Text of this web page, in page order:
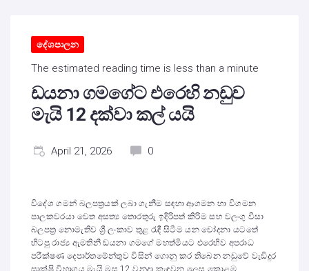
දේශපාලන
The estimated reading time is less than a minute
ඩයනා ගමගේට එරෙහි නඩුව
මැයි 12 දක්වා කල් යයි
April 21, 2026 0
විදේශ ගමන් බලපත්‍රයක් ලබා ගැනීම සඳහා ආගමන හා විගමන
පාලකවරයා වෙත අසත්‍ය තොරතුරු ඉදිරිපත් කිරිම සහ වලංගු වීසා
බලපත්‍ර නොමැතිව ශ්‍රී ලංකාව තුළ රැඳී සිටීම යන චෝදනා යටතේ
හිටපු රාජ්‍ය ඇමතිනී ඩයනා ගමගේ මහත්මියට එරෙහිව අපරාධ
පරීක්ෂණ දෙපාර්තමේන්තුව විසින් ගොනු කර තිබෙන නඩුවේ වැඩිදුර
සාක්ෂි විභාගය මැයි මස 12 වනදා කැඳවන ලෙස කොළඹ